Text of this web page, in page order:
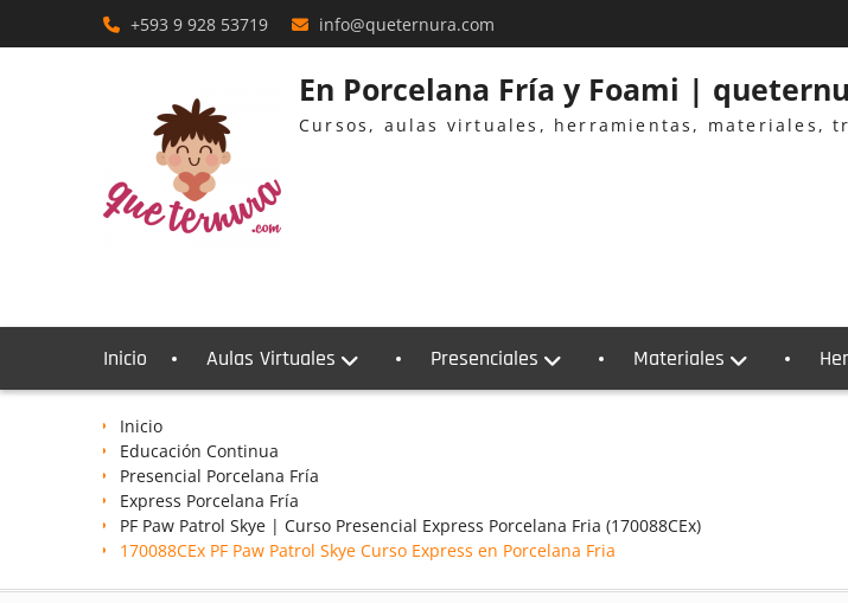
+593 9 928 53719 info@queternura.com
En Porcelana Fría y Foami |
Cursos, aulas virtuales, herramientas, materiales,
Inicio Aulas Virtuales Presenciales Materiales
Inicio
Educación Continua
Presencial Porcelana Fría
Express Porcelana Fría
PF Paw Patrol Skye | Curso Presencial Express Porcelana Fria (170088CEx)
170088CEx PF Paw Patrol Skye Curso Express en Porcelana Fria